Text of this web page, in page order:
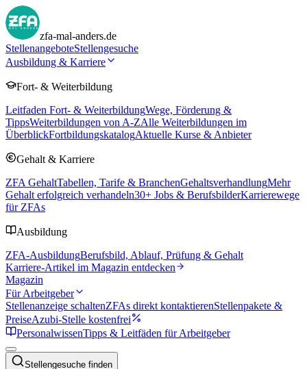
zfa-mal-anders.de
StellenangeboteStellengesuche
Ausbildung & Karriere
Fort- & Weiterbildung
Leitfaden Fort- & WeiterbildungWege, Förderung &
TippsWeiterbildungen von A-ZAlle Weiterbildungen im
ÜberblickFortbildungskatalogAktuelle Kurse & Anbieter
Gehalt & Karriere
ZFA GehaltTabellen, Tarife & BranchenGehaltsverhandlungMehr
Gehalt erfolgreich verhandeln30+ Jobs & BerufsbilderKarrierewege
für ZFAs
Ausbildung
ZFA-AusbildungBerufsbild, Ablauf, Prüfung & Gehalt
Karriere-Artikel im Magazin entdecken
Magazin
Für Arbeitgeber
Stellenanzeige schaltenZFAs direkt kontaktierenStellenpakete &
PreiseAzubi-Stelle kostenfrei
PersonalwissenTipps & Leitfäden für Arbeitgeber
Stellengesuche finden